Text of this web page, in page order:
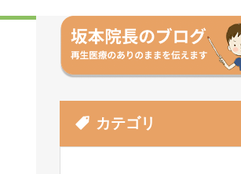
カテゴリ